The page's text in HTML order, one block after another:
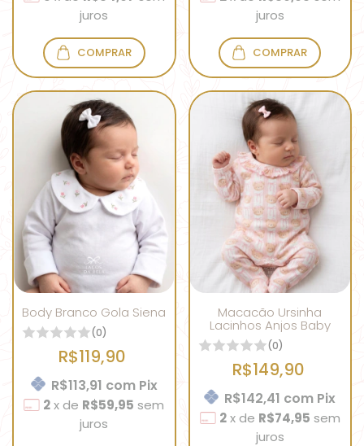
juros
COMPRAR
juros
COMPRAR
Body Branco Gola Siena
(0)
R$119,90
R$113,91 com Pix
2 x de R$59,95 sem
juros
Macacão Ursinha
Lacinhos Anjos Baby
(0)
R$149,90
R$142,41 com Pix
2 x de R$74,95 sem
juros